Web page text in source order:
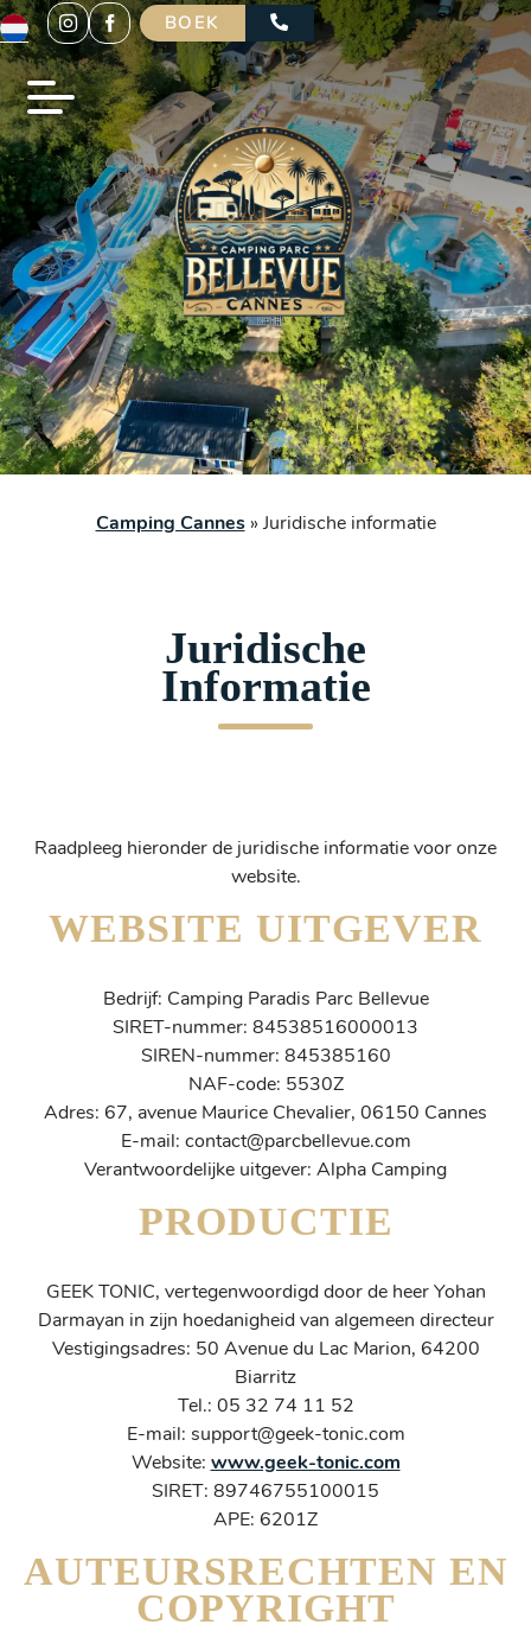
BOEK
Camping Cannes» Juridische informatie
Juridische
Informatie
Raadpleeg hieronder de juridische informatie voor onze
website.
WEBSITE UITGEVER
Bedrijf: Camping Paradis Parc Bellevue
SIRET-nummer: 84538516000013
SIREN-nummer: 845385160
NAF-code: 5530Z
Adres: 67, avenue Maurice Chevalier, 06150 Cannes
E-mail: contact@parcbellevue.com
Verantwoordelijke uitgever: Alpha Camping
PRODUCTIE
GEEK TONIC, vertegenwoordigd door de heer Yohan
Darmayan in zijn hoedanigheid van algemeen directeur
Vestigingsadres: 50 Avenue du Lac Marion, 64200
Biarritz
Tel.: 05 32 74 11 52
E-mail: support@geek-tonic.com
Website: www.geek-tonic.com
SIRET: 89746755100015
APE: 6201Z
AUTEURSRECHTEN EN
COPYRIGHT